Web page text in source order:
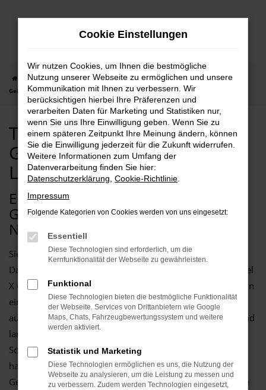
Zum
Startseite Dresden Tesla Tesla Model X
Tesla Model X
Gebrauchtwagen mit Lieferservice nach Dresden
Tesla Model X
Gebrauchtwagen mit
Lieferservice nach Dresden
EIN TESLA MODEL X
GEBRAUCHTWAGEN PASST PERFEKT
NACH DRESDEN
Sie benötigen ein neues Auto für Dresden und Umgebung?
Dann würden wir Ihnen guten Gewissens einen Tesla Model
X Gebrauchtwagen empfehlen. Sie profitieren einerseits von
einem überaus moderaten Preisniveau, andererseits aber
auch davon, dass Sie ein durch und durch hochwertiges und
langlebiges Fahrzeug erhalten. Wir vom Autozentrum
Schmitz handeln seit vielen Jahren mit Fahrzeugen und
haben ein regelrechtes Faible für Tesla Model X
Gebrauchtwagen entwickelt. Die Fahrzeuge sind auch noch
Cookie Einstellungen
Wir nutzen Cookies, um Ihnen die bestmögliche
Nutzung unserer Webseite zu ermöglichen und unsere
Kommunikation mit Ihnen zu verbessern. Wir
berücksichtigen hierbei Ihre Präferenzen und
verarbeiten Daten für Marketing und Statistiken nur,
wenn Sie uns Ihre Einwilligung geben. Wenn Sie zu
einem späteren Zeitpunkt Ihre Meinung ändern, können
Sie die Einwilligung jederzeit für die Zukunft widerrufen.
Weitere Informationen zum Umfang der
Datenverarbeitung finden Sie hier:
Datenschutzerklärung Cookie-Richtlinie
Impressum
Folgende Kategorien von Cookies werden von uns eingesetzt:
Essentiell
Diese Technologien sind erforderlich, um die
Kernfunktionalität der Webseite zu gewährleisten.
Funktional
Diese Technologien bieten die bestmögliche Funktionalität
der Webseite. Services von Drittanbietern wie Google
Maps, Chats, Fahrzeugbewertungssystem und weitere
werden aktiviert.
Statistik und Marketing
Diese Technologien ermöglichen es uns, die Nutzung der
Webseite zu analysieren, um die Leistung zu messen und
zu verbessern. Zudem werden Technologien eingesetzt,